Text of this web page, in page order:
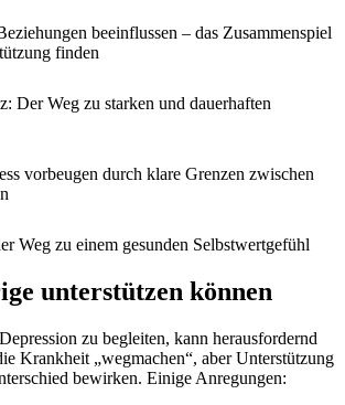
beeinflussen – das Zusammenspiel
finden
Der Weg zu starken und dauerhaften
vorbeugen durch klare Grenzen zwischen
Weg zu einem gesunden Selbstwertgefühl
unterstützen können
zu begleiten, kann herausfordernd
Krankheit „wegmachen“, aber Unterstützung
bewirken. Einige Anregungen: